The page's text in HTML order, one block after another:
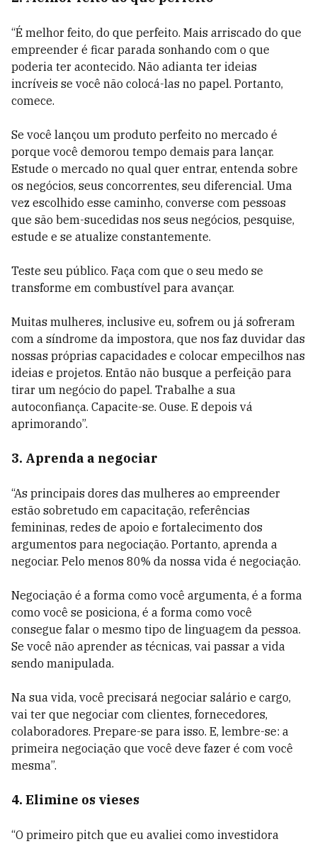
“É melhor feito, do que perfeito. Mais arriscado do que
empreender é ficar parada sonhando com o que
poderia ter acontecido. Não adianta ter ideias
incríveis se você não colocá-las no papel. Portanto,
comece.
Se você lançou um produto perfeito no mercado é
porque você demorou tempo demais para lançar.
Estude o mercado no qual quer entrar, entenda sobre
os negócios, seus concorrentes, seu diferencial. Uma
vez escolhido esse caminho, converse com pessoas
que são bem-sucedidas nos seus negócios, pesquise,
estude e se atualize constantemente.
Teste seu público. Faça com que o seu medo se
transforme em combustível para avançar.
Muitas mulheres, inclusive eu, sofrem ou já sofreram
com a síndrome da impostora, que nos faz duvidar das
nossas próprias capacidades e colocar empecilhos nas
ideias e projetos. Então não busque a perfeição para
tirar um negócio do papel. Trabalhe a sua
autoconfiança. Capacite-se. Ouse. E depois vá
aprimorando”.
3. Aprenda a negociar
“As principais dores das mulheres ao empreender
estão sobretudo em capacitação, referências
femininas, redes de apoio e fortalecimento dos
argumentos para negociação. Portanto, aprenda a
negociar. Pelo menos 80% da nossa vida é negociação.
Negociação é a forma como você argumenta, é a forma
como você se posiciona, é a forma como você
consegue falar o mesmo tipo de linguagem da pessoa.
Se você não aprender as técnicas, vai passar a vida
sendo manipulada.
Na sua vida, você precisará negociar salário e cargo,
vai ter que negociar com clientes, fornecedores,
colaboradores. Prepare-se para isso. E, lembre-se: a
primeira negociação que você deve fazer é com você
mesma”.
4. Elimine os vieses
“O primeiro pitch que eu avaliei como investidora